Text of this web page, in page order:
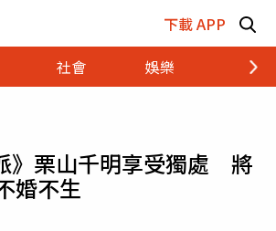
下載 APP
社會 娛樂 財經
》栗山千明享受獨處 將
婚不生